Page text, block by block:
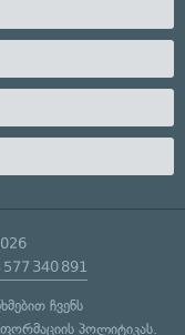
340 891
ჩვენს
პოლიტიკას.